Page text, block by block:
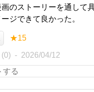
画のストーリーを通して
ジできて良かった。
★15
2026/04/12